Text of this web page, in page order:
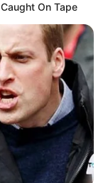
On Tape